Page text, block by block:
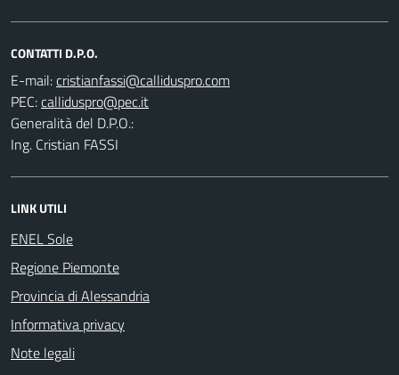
CONTATTI D.P.O.
E-mail:
PEC:
Generalità del D.P.O.:
Ing. Cristian FASSI
LINK UTILI
ENEL Sole
Regione Piemonte
Provincia di Alessandria
Informativa privacy
Note legali